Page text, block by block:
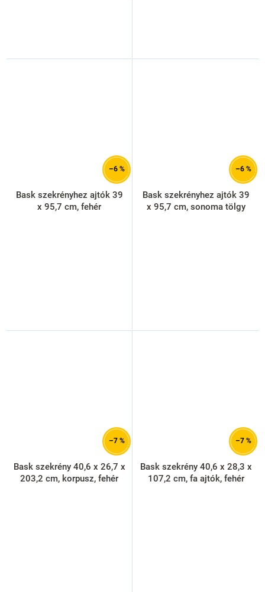
–6 %
Bask szekrényhez ajtók 39
x 95,7 cm, fehér
–6 %
Bask szekrényhez ajtók 39
x 95,7 cm, sonoma tölgy
–7 %
Bask szekrény 40,6 x 26,7 x
203,2 cm, korpusz, fehér
–7 %
Bask szekrény 40,6 x 28,3 x
107,2 cm, fa ajtók, fehér